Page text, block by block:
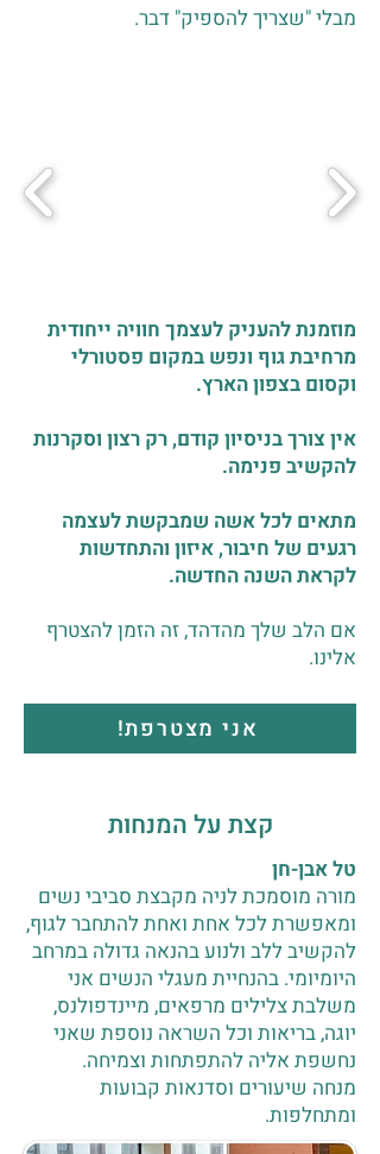
מבלי "שצריך להספיק" דבר.
מוזמנת להעניק לעצמך חוויה ייחודית
מרחיבת גוף ונפש במקום פסטורלי
וקסום בצפון הארץ.
אין צורך בניסיון קודם, רק רצון וסקרנות
להקשיב פנימה.
מתאים לכל אשה שמבקשת לעצמה
רגעים של חיבור, איזון והתחדשות
לקראת השנה החדשה.
אם הלב שלך מהדהד, זה הזמן להצטרף
אלינו.
אני מצטרפת!
קצת על המנחות
טל אבן-חן
מורה מוסמכת לניה מקבצת סביבי נשים
ומאפשרת לכל אחת ואחת להתחבר לגוף,
להקשיב ללב ולנוע בהנאה גדולה במרחב
היומיומי. בהנחיית מעגלי הנשים אני
משלבת צלילים מרפאים, מיינדפולנס,
יוגה, בריאות וכל השראה נוספת שאני
נחשפת אליה להתפתחות וצמיחה.
מנחה שיעורים וסדנאות קבועות
ומתחלפות.